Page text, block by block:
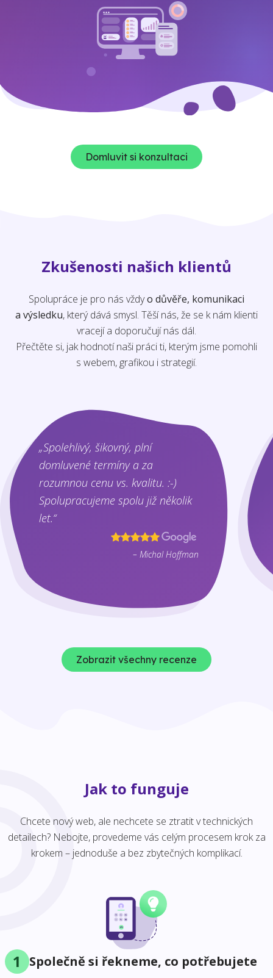
Domluvit si konzultaci
Zkušenosti našich klientů
Spolupráce je pro nás vždyo důvěře, komunikaci
a výsledku, který dává smysl. Těší nás, že se k nám klienti
vracejí a doporučují nás dál.
Přečtěte si, jak hodnotí naši práci ti, kterým jsme pomohli
s webem, grafikou i strategií.
„Spolehlivý, šikovný, plní
domluvené termíny a za
rozumnou cenu vs. kvalitu. :-)
Spolupracujeme spolu již několik
let.“
– Michal Hoffman
Zobrazit všechny recenze
Jak to funguje
Chcete nový web, ale nechcete se ztratit v technických
detailech? Nebojte, provedeme vás celým procesem krok za
krokem – jednoduše a bez zbytečných komplikací.
1 Společně si řekneme, co potřebujete